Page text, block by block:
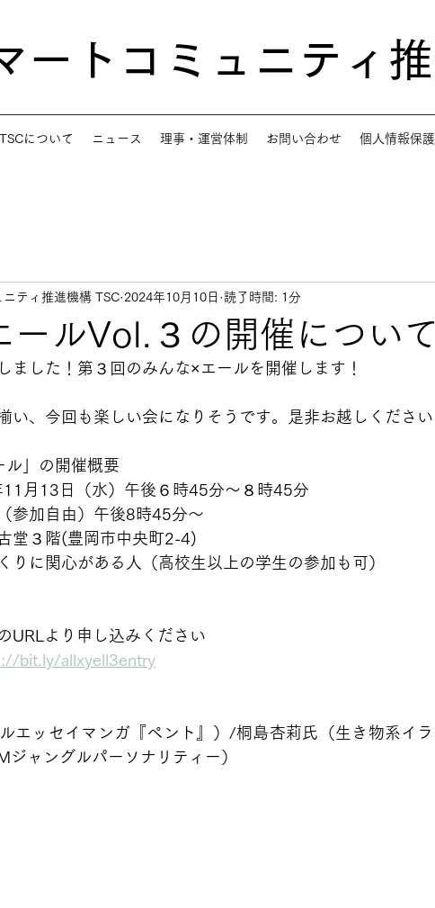
ートコミュニティ
について ニュース 理事・運営体制 お問い合わせ 個人情報保
ールVol.３の開催について
ティ推進機構 TSC 2024年10月10日 読了時間: 1分
した！第３回のみんな×エールを開催します！
、今回も楽しい会になりそうです。是非お越しください
ル」の開催概要
月13日（水）午後６時45分～８時45分
由）午後8時45分～
堂３階(豊岡市中央町2-4)
りに関心がある人（高校生以上の学生の参加も可）
URLより申し込みください
bit.ly/allxyell3entry
エッセイマンガ『ペント』）/桐島杏莉氏（生き物系イ
ジャングルパーソナリティー）